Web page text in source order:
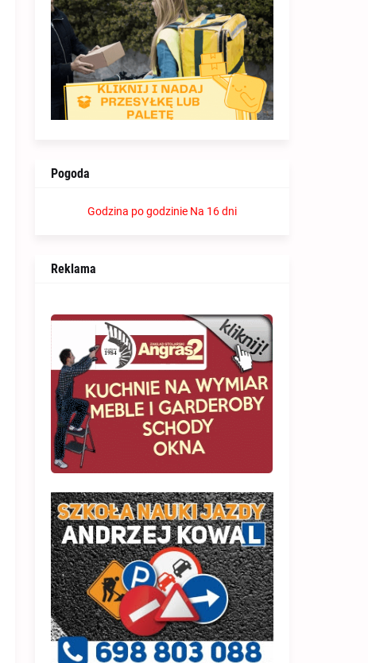
Pogoda
Godzina po godzinie Na 16 dni
Reklama